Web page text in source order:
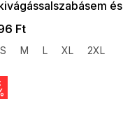
és
Ft
S M L XL 2XL